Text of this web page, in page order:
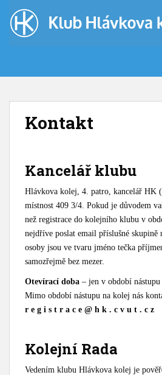
o
Kontakt
Kancelář klubu
Hlávkova kolej, 4. patro, kancelář HK
místnost 409 3/4. Pokud je důvodem
než registrace do kolejního klubu v
nejdříve poslat email příslušné skupině
osoby jsou ve tvaru jméno tečka
samozřejmě bez mezer.
Otevírací doba – jen v období
Mimo období nástupu na kolej nás
r e g i s t r a c e @ h k . c v u t . c z
Kolejní Rada
Vedením klubu Hlávkova kolej je